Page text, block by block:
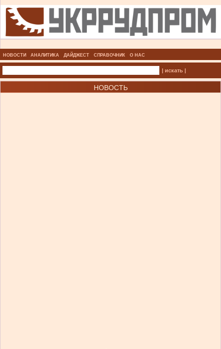
НОВОСТИ АНАЛИТИКА ДАЙДЖЕСТ СПРАВОЧНИК О НАС
| искать |
НОВОСТЬ